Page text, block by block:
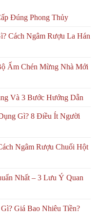
Đúng Phong Thủy
Cách Ngâm Rượu La Hán
Ấm Chén Mừng Nhà Mới
Và 3 Bước Hướng Dẫn
Gì? 8 Điều Ít Người
Ngâm Rượu Chuối Hột
Nhất – 3 Lưu Ý Quan
Giá Bao Nhiêu Tiền?